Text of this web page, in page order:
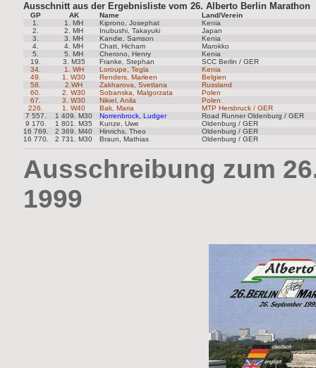
Ausschnitt aus der Ergebnisliste vom 26. Alberto Berlin Marathon
GP AK Name
Land/Verein
1.
1. MH Kiprono, Josephat
Kenia
2.
2. MH Inubushi, Takayuki
Japan
3.
3. MH Kandie, Samson
Kenia
4.
4. MH Chatt, Hicham
Marokko
5.
5. MH Cherono, Henry
Kenia
19.
3. M35 Franke, Stephan
SCC Berlin / GER
34.
1. WH Loroupe, Tegla
Kenia
49.
1. W30 Renders, Marleen
Belgien
58.
2.WH Zakharova, Svetlana
Russland
60.
2. W30 Sobanska, Malgorzata
Polen
67.
3. W30 Nikiel, Anila
Polen
226.
1. W40 Bak, Maria
MTP Hersbruck / GER
7 557.
1 409. M30 Norrenbrock, Ludger
Road Runner Oldenburg / GER
9 170.
1 801. M35 Kunze, Uwe
Oldenburg / GER
16 769.
2 369. M40 Hinrichs, Theo
Oldenburg / GER
16 770.
2 731. M30 Braun, Mathias Oldenburg / GER
Ausschreibung zum
1999